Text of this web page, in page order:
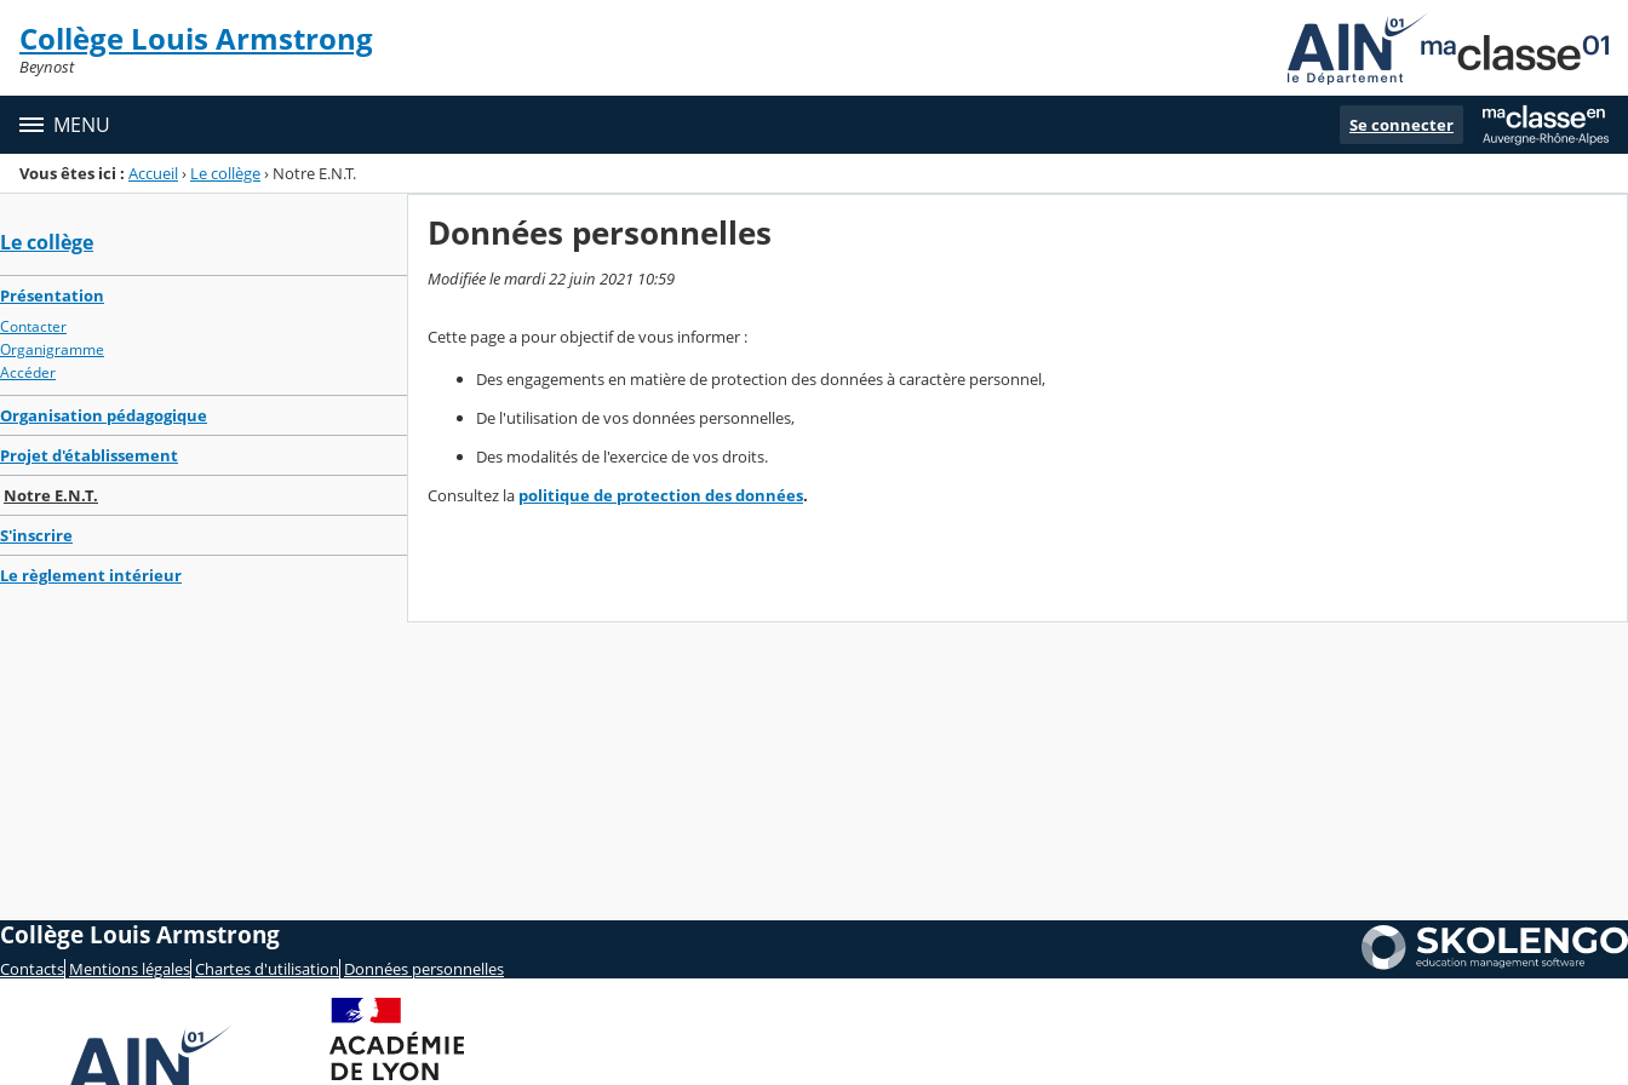
Menu de la rubrique
Contenu
Collège Louis Armstrong
Beynost
MENU Se connecter
Vous êtes ici : Accueil› Le collège› Notre E.N.T.
Le collège
Présentation
Contacter
Organigramme
Accéder
Organisation pédagogique
Projet d'établissement
Notre E.N.T.
S'inscrire
Le règlement intérieur
Données personnelles
Modifiée le mardi 22 juin 2021 10:59
Cette page a pour objectif de vous informer :
Des engagements en matière de protection des données à caractère personnel,
De l'utilisation de vos données personnelles,
Des modalités de l'exercice de vos droits.
Consultez la politique de protection des données.
Collège Louis Armstrong
Contacts Mentions légales Chartes d'utilisation Données personnelles